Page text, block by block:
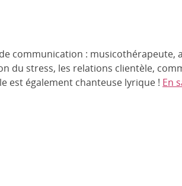
communication : musicothérapeute,
du stress, les relations clientèle,
est également chanteuse lyrique ! En